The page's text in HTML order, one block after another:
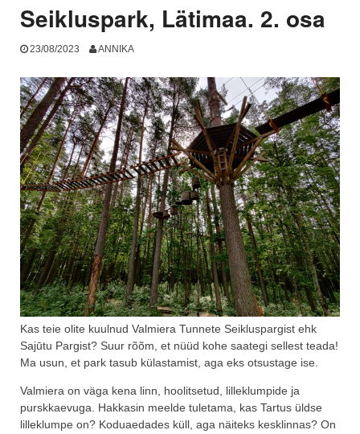
Seikluspark, Lätimaa. 2. osa
23/08/2023 ANNIKA
Kas teie olite kuulnud Valmiera Tunnete Seikluspargist ehk
Sajūtu Pargist? Suur rõõm, et nüüd kohe saategi sellest teada!
Ma usun, et park tasub külastamist, aga eks otsustage ise.
Valmiera on väga kena linn, hoolitsetud, lilleklumpide ja
purskkaevuga. Hakkasin meelde tuletama, kas Tartus üldse
lilleklumpe on? Koduaedades küll, aga näiteks kesklinnas? On